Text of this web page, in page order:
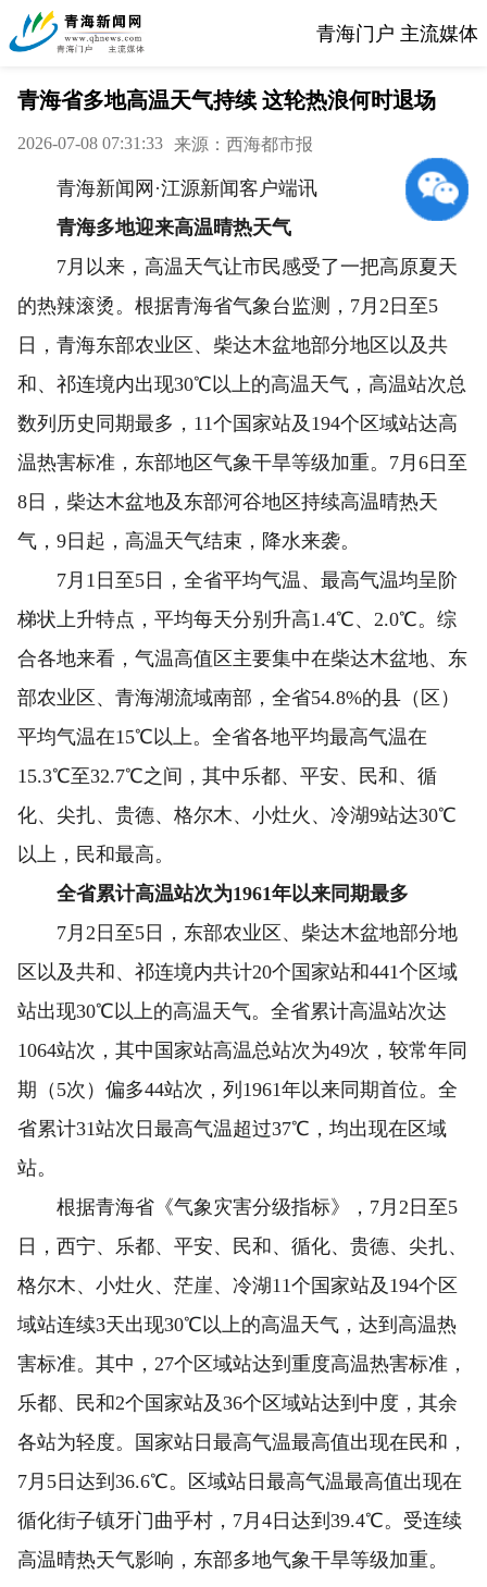
青海门户 主流媒体
青海省多地高温天气持续 这轮热浪何时退场
2026-07-08 07:31:33 来源：西海都市报
青海新闻网·江源新闻客户端讯
青海多地迎来高温晴热天气
7月以来，高温天气让市民感受了一把高原夏天
的热辣滚烫。根据青海省气象台监测，7月2日至5
日，青海东部农业区、柴达木盆地部分地区以及共
和、祁连境内出现30℃以上的高温天气，高温站次总
数列历史同期最多，11个国家站及194个区域站达高
温热害标准，东部地区气象干旱等级加重。7月6日至
8日，柴达木盆地及东部河谷地区持续高温晴热天
气，9日起，高温天气结束，降水来袭。
7月1日至5日，全省平均气温、最高气温均呈阶
梯状上升特点，平均每天分别升高1.4℃、2.0℃。综
合各地来看，气温高值区主要集中在柴达木盆地、东
部农业区、青海湖流域南部，全省54.8%的县（区）
平均气温在15℃以上。全省各地平均最高气温在
15.3℃至32.7℃之间，其中乐都、平安、民和、循
化、尖扎、贵德、格尔木、小灶火、冷湖9站达30℃
以上，民和最高。
全省累计高温站次为1961年以来同期最多
7月2日至5日，东部农业区、柴达木盆地部分地
区以及共和、祁连境内共计20个国家站和441个区域
站出现30℃以上的高温天气。全省累计高温站次达
1064站次，其中国家站高温总站次为49次，较常年同
期（5次）偏多44站次，列1961年以来同期首位。全
省累计31站次日最高气温超过37℃，均出现在区域
站。
根据青海省《气象灾害分级指标》，7月2日至5
日，西宁、乐都、平安、民和、循化、贵德、尖扎、
格尔木、小灶火、茫崖、冷湖11个国家站及194个区
域站连续3天出现30℃以上的高温天气，达到高温热
害标准。其中，27个区域站达到重度高温热害标准，
乐都、民和2个国家站及36个区域站达到中度，其余
各站为轻度。国家站日最高气温最高值出现在民和，
7月5日达到36.6℃。区域站日最高气温最高值出现在
循化街子镇牙门曲乎村，7月4日达到39.4℃。受连续
高温晴热天气影响，东部多地气象干旱等级加重。